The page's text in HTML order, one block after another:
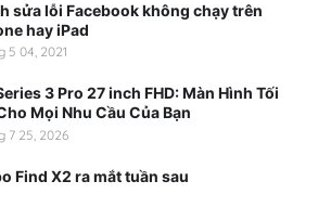
sửa lỗi Facebook không chạy trên
hay iPad
5 04, 2021
3 Pro 27 inch FHD: Màn Hình Tối
Mọi Nhu Cầu Của Bạn
7 25, 2026
Find X2 ra mắt tuần sau